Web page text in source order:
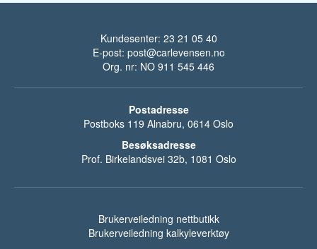
Kundesenter: 23 21 05 40
E-post: post@carlevensen.no
Org. nr: NO 911 545 446
Postadresse
Postboks 119 Alnabru, 0614 Oslo
Besøksadresse
Prof. Birkelandsvei 32b, 1081 Oslo
Brukerveiledning nettbutikk
Brukerveiledning kalkyleverktøy